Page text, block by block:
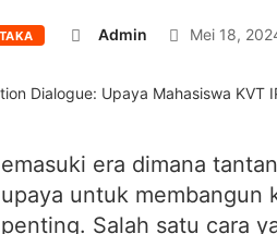
Admin Mei 18,
emasuki era dimana
upaya untuk membangun
penting. Salah satu cara